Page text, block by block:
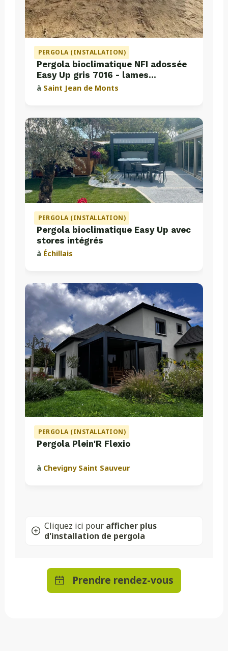
PERGOLA (INSTALLATION)
Pergola bioclimatique NFI adossée
Easy Up gris 7016 - lames
perpendiculaires
à Saint Jean de Monts
PERGOLA (INSTALLATION)
Pergola bioclimatique Easy Up avec
stores intégrés
à Échillais
PERGOLA (INSTALLATION)
Pergola Plein'R Flexio
à Chevigny Saint Sauveur
Cliquez ici pour afficher plus
d'installation de pergola
Prendre rendez-vous